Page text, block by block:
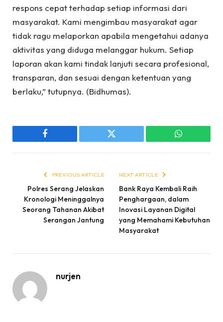
respons cepat terhadap setiap informasi dari
masyarakat. Kami mengimbau masyarakat agar
tidak ragu melaporkan apabila mengetahui adanya
aktivitas yang diduga melanggar hukum. Setiap
laporan akan kami tindak lanjuti secara profesional,
transparan, dan sesuai dengan ketentuan yang
berlaku,” tutupnya. (Bidhumas).
Facebook Twitter WhatsApp
PREVIOUS ARTICLE
Polres Serang Jelaskan
Kronologi Meninggalnya
Seorang Tahanan Akibat
Serangan Jantung
NEXT ARTICLE
Bank Raya Kembali Raih
Penghargaan, dalam
Inovasi Layanan Digital
yang Memahami Kebutuhan
Masyarakat
nurjen